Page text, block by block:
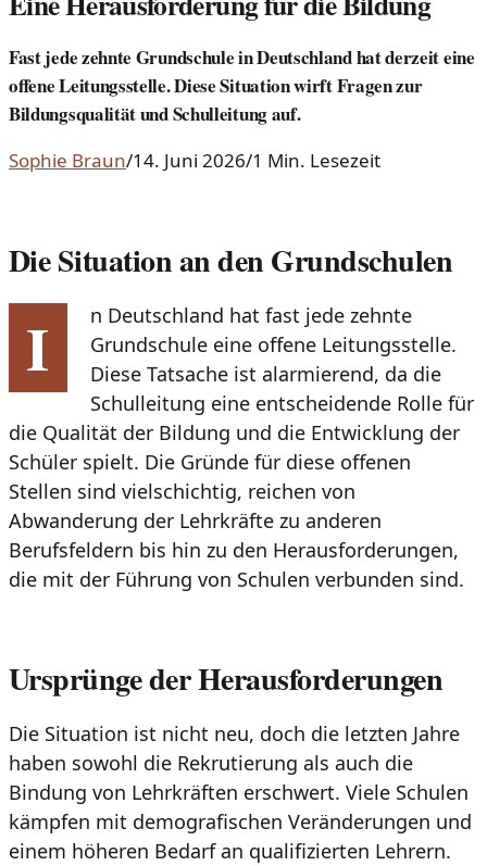
Fast jede zehnte Grundschule in Deutschland hat derzeit eine
offene Leitungsstelle. Diese Situation wirft Fragen zur
Bildungsqualität und Schulleitung auf.
Sophie Braun/14. Juni 2026/1 Min. Lesezeit
Die Situation an den Grundschulen
I
n Deutschland hat fast jede zehnte
Grundschule eine offene Leitungsstelle.
Diese Tatsache ist alarmierend, da die
Schulleitung eine entscheidende Rolle für
die Qualität der Bildung und die Entwicklung der
Schüler spielt. Die Gründe für diese offenen
Stellen sind vielschichtig, reichen von
Abwanderung der Lehrkräfte zu anderen
Berufsfeldern bis hin zu den Herausforderungen,
die mit der Führung von Schulen verbunden sind.
Ursprünge der Herausforderungen
Die Situation ist nicht neu, doch die letzten Jahre
haben sowohl die Rekrutierung als auch die
Bindung von Lehrkräften erschwert. Viele Schulen
kämpfen mit demografischen Veränderungen und
einem höheren Bedarf an qualifizierten Lehrern.